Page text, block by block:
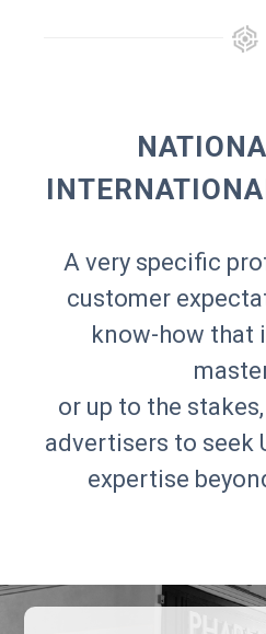
A very specific
customer
know-how that
or up to the
advertisers to seek
expertise